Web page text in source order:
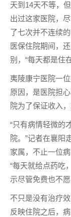
天到14天不等，
出过这家医院，
了七次并不连续
医保住院期间，
别，“每天都是住
夷陵康宁医院一
原因，是医院担
院为了保证收入
“只有病情轻微的
院。”记者在襄阳
家属，不止一位
“每天就给点药吃
示尽管免费也不
不只是没有治疗
反映住院之后，